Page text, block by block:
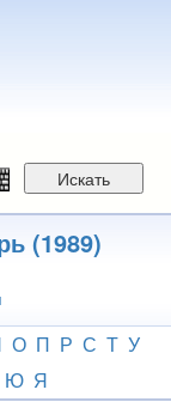
Искать
(1989)
О П Р С Т У
Ю Я